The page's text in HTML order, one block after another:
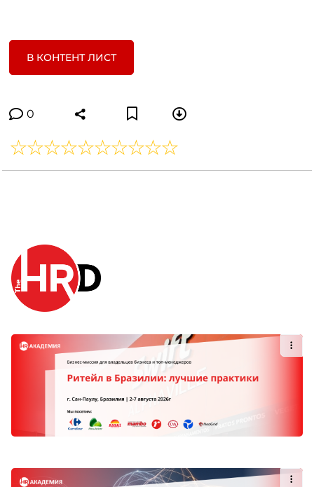
В КОНТЕНТ ЛИСТ
0